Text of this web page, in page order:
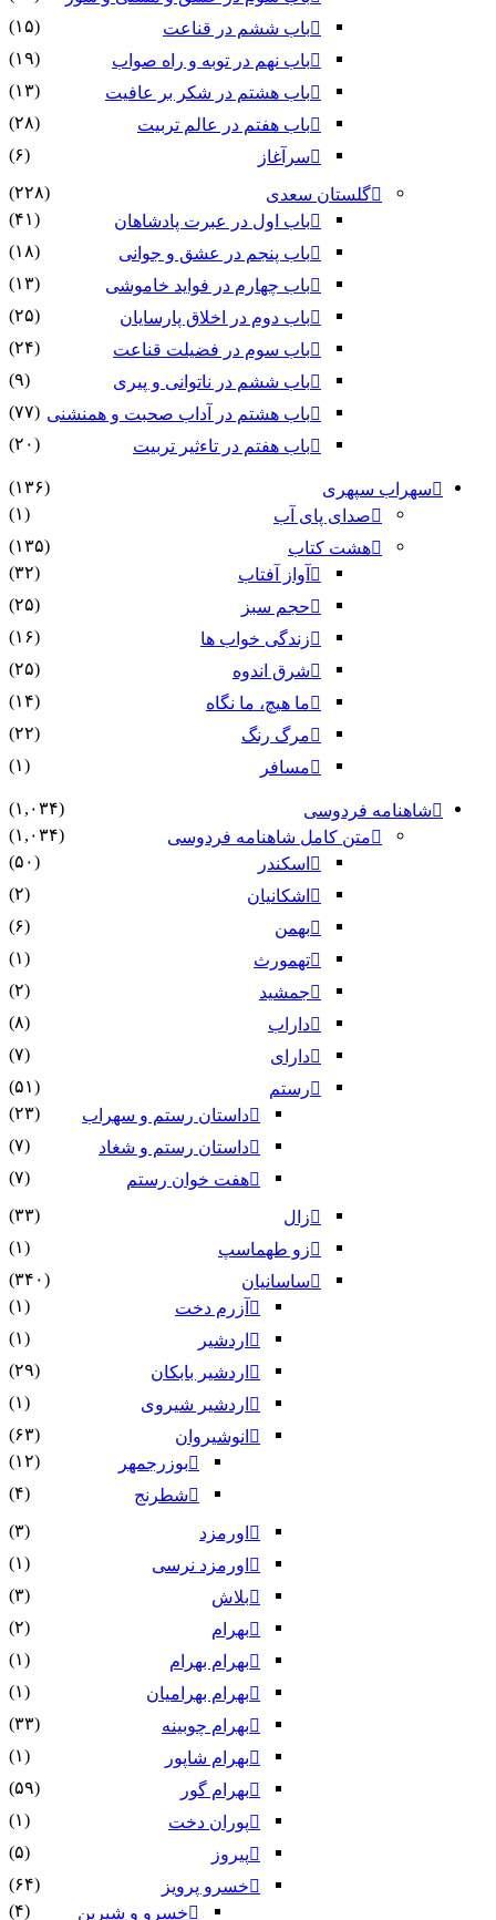
باب ششم در قناعت
(۱۵)
باب نهم در توبه و راه صواب
(۱۹)
باب هشتم در شکر بر عافیت
(۱۳)
باب هفتم در عالم تربیت
(۲۸)
سرآغاز
(۶)
گلستان سعدی
(۲۲۸)
باب اول در عبرت پادشاهان
(۴۱)
باب پنجم در عشق و جوانى
(۱۸)
باب چهارم در فواید خاموشى
(۱۳)
باب دوم در اخلاق پارسایان
(۲۵)
باب سوم در فضیلت قناعت
(۲۴)
باب ششم در ناتوانى و پیرى
(۹)
باب هشتم در آداب صحبت و همنشنى (۷۷)
باب هفتم در تاءثیر تربیت
(۲۰)
سهراب سپهری
(۱۳۶)
صدای پای آب
(۱)
هشت کتاب
(۱۳۵)
آواز آفتاب
(۳۲)
حجم سبز
(۲۵)
زندگی خواب ها
(۱۶)
شرق اندوه
(۲۵)
ما هیچ، ما نگاه
(۱۴)
مرگ رنگ
(۲۲)
مسافر
(۱)
شاهنامه فردوسی
(۱,۰۳۴)
متن کامل شاهنامه فردوسی
(۱,۰۳۴)
اسکندر
(۵۰)
اشکانیان
(۲)
بهمن
(۶)
تهمورث
(۱)
جمشید
(۲)
داراب
(۸)
دارای
(۷)
رستم
(۵۱)
داستان رستم و سهراب
(۲۳)
داستان رستم و شغاد
(۷)
هفت خوان رستم‏
(۷)
زال
(۳۳)
زو طهماسپ‏
(۱)
ساسانیان
(۳۴۰)
آزرم دخت
(۱)
اردشیر
(۱)
اردشیر بابکان
(۲۹)
اردشیر شیروی
(۱)
انوشیروان
(۶۳)
بوزرجمهر
(۱۲)
شطرنج
(۴)
اورمزد
(۳)
اورمزد نرسى‏
(۱)
بلاش
(۳)
بهرام
(۲)
بهرام بهرام
(۱)
بهرام بهرامیان‏
(۱)
بهرام چوبینه
(۳۳)
بهرام شاپور
(۱)
بهرام گور
(۵۹)
پوران دخت
(۱)
پیروز
(۵)
خسرو پرویز
(۶۴)
خسرو و شیرین
(۴)